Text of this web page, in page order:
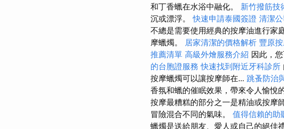
和丁香蠟在水浴中融化。 新竹撥筋技
沉或漂浮。快速申請泰國簽證 清潔
不總是需要使用經典的按摩油進行家
摩蠟燭。 居家清潔的價格解析 豐原
推薦清單 高級外燴服務介紹 因此，
的台胞證服務 快速找到附近牙科診所
按摩蠟燭可以讓按摩師在... 跳蚤防治
香氛和蠟的催眠效果，帶來令人愉悅
按摩最糟糕的部分之一是精油或按摩
冒險混合不同的氣味。 值得信賴的助
蠟燭是送給朋友、愛人或自己的絕佳